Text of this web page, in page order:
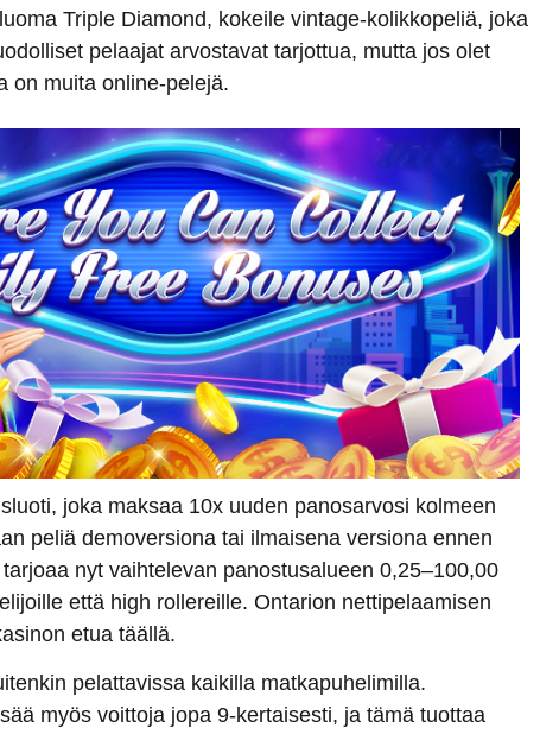
Triple Diamond, kokeile vintage-kolikkopeliä, joka
pelaajat arvostavat tarjottua, mutta jos olet
on muita online-pelejä.
joka maksaa 10x uuden panosarvosi kolmeen
peliä demoversiona tai ilmaisena versiona ennen
nyt vaihtelevan panostusalueen 0,25–100,00
että high rollereille. Ontarion nettipelaamisen
etua täällä.
pelattavissa kaikilla matkapuhelimilla.
myös voittoja jopa 9-kertaisesti, ja tämä tuottaa